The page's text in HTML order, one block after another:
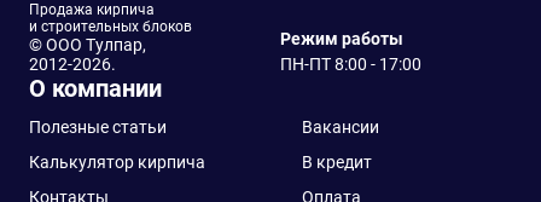
Продажа кирпича
и строительных блоков
© ООО Тулпар,
2012-2026.
Режим работы
ПН-ПТ 8:00 - 17:00
О компании
Полезные статьи
Вакансии
Калькулятор кирпича
В кредит
Контакты
Оплата